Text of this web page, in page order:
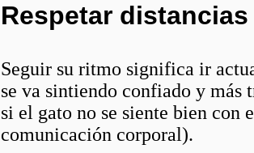
Respetar distancias
Seguir su ritmo significa ir
se va sintiendo confiado y más
si el gato no se siente bien con
comunicación corporal).